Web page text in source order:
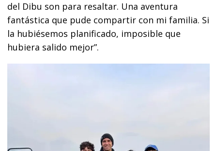
del Dibu son para resaltar. Una aventura
fantástica que pude compartir con mi familia. Si
la hubiésemos planificado, imposible que
hubiera salido mejor”.